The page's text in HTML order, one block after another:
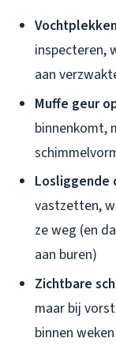
inspecteren,
aan
Muffe geur
binnenkomt,
Losliggende
vastzetten,
ze weg (en
aan buren)
Zichtbare
maar bij
binnen